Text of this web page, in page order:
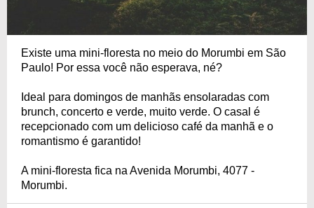
Existe uma mini-floresta no meio do Morumbi em São
Paulo! Por essa você não esperava, né?
Ideal para domingos de manhãs ensolaradas com
brunch, concerto e verde, muito verde. O casal é
recepcionado com um delicioso café da manhã e o
romantismo é garantido!
A mini-floresta fica na Avenida Morumbi, 4077 -
Morumbi.